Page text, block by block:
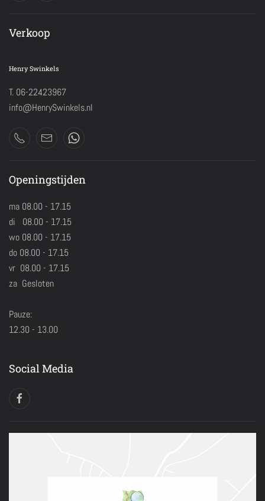
Verkoop
Henry Swinkels
T. 06-22423967
info@HenrySwinkels.nl
Openingstijden
ma 08.00 - 17.15
di 08.00 - 17.15
wo 08.00 - 17.15
do 08.00 - 17.15
vr 08.00 - 17.15
za Gesloten
Pauze:
12.30 - 13.00
Social Media